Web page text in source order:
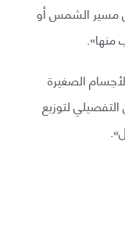
مسير الشمس أو
منها».
الصغيرة
لتوزيع